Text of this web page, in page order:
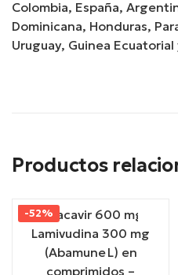
Colombia, España,
Dominicana, Honduras,
Uruguay, Guinea
Productos
-52%